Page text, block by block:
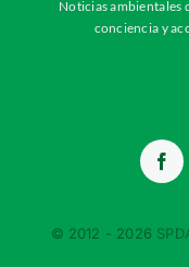
Noticias ambientales
conciencia y
© 2012 - 2026